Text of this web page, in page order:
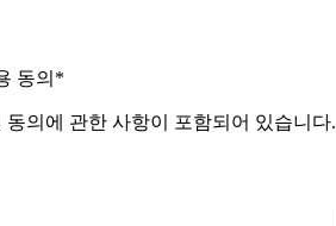
동의 *
의에 관한 사항이 포함되어 있습니다.